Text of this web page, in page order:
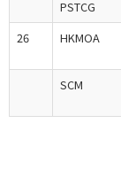
PSTCG
26
HKMOA
SCM